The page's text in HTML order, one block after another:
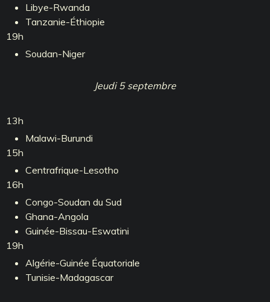
Libye-Rwanda
Tanzanie-Éthiopie
19h
Soudan-Niger
Jeudi 5 septembre
13h
Malawi-Burundi
15h
Centrafrique-Lesotho
16h
Congo-Soudan du Sud
Ghana-Angola
Guinée-Bissau-Eswatini
19h
Algérie-Guinée Équatoriale
Tunisie-Madagascar